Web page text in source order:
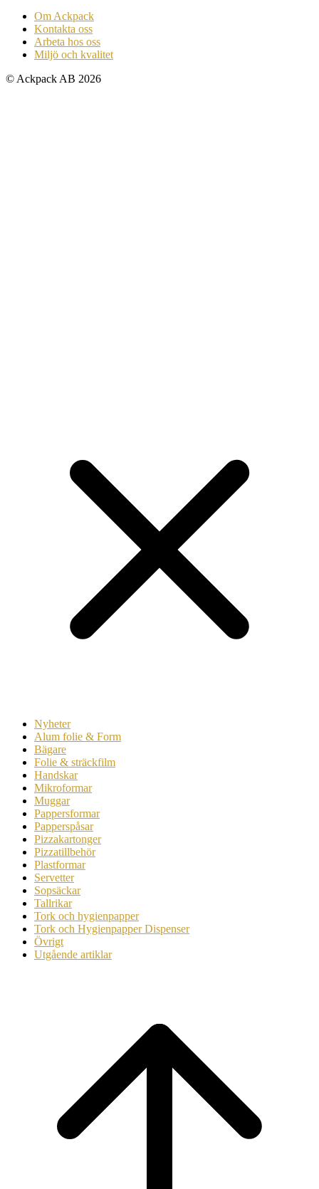
Om Ackpack
Kontakta oss
Arbeta hos oss
Miljö och kvalitet
© Ackpack AB 2026
Nyheter
Alum folie & Form
Bägare
Folie & sträckfilm
Handskar
Mikroformar
Muggar
Pappersformar
Papperspåsar
Pizzakartonger
Pizzatillbehör
Plastformar
Servetter
Sopsäckar
Tallrikar
Tork och hygienpapper
Tork och Hygienpapper Dispenser
Övrigt
Utgående artiklar